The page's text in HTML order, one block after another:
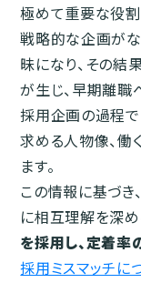
極めて重要な役割
戦略的な企画が
昧になり、その結
が生じ、早期離職
採用企画の過程で
求める人物像、働
ます。
この情報に基づ
に相互理解を深め
を採用し、定着率
採用ミスマッチ